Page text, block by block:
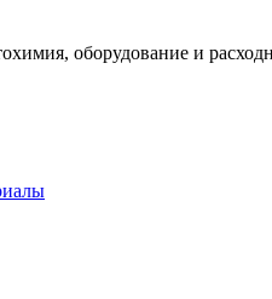
оборудование и